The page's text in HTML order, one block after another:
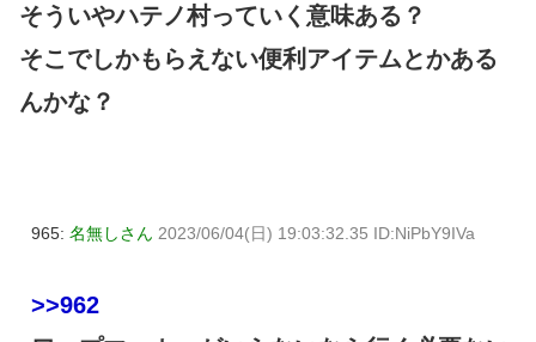
そういやハテノ村っていく意味ある？
そこでしかもらえない便利アイテムとかある
んかな？
965: 名無しさん 2023/06/04(日) 19:03:32.35 ID:NiPbY9IVa
>>962